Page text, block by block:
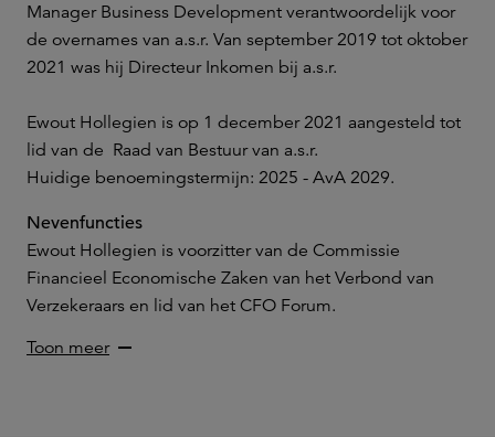
Manager Business Development verantwoordelijk voor
de overnames van a.s.r. Van september 2019 tot oktober
2021 was hij Directeur Inkomen bij a.s.r.
Ewout Hollegien is op 1 december 2021 aangesteld tot
lid van de Raad van Bestuur van a.s.r.
Huidige benoemingstermijn: 2025 - AvA 2029.
Nevenfuncties
Ewout Hollegien is voorzitter van de Commissie
Financieel Economische Zaken van het Verbond van
Verzekeraars en lid van het CFO Forum.
Toon meer